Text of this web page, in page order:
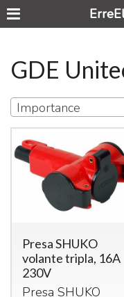
GDE
Importance
Presa SHUKO
volante tripla, 16A
230V
Presa SHUKO